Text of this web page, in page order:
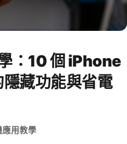
：10 個 iPhone
藏功能與省電
應用教學